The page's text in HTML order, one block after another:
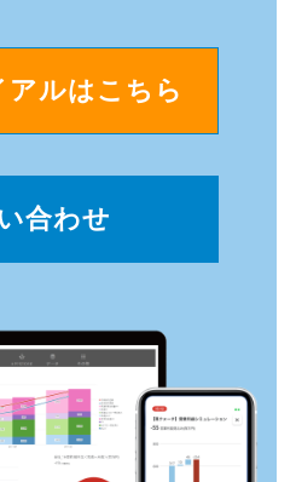
アルはこちら
合わせ